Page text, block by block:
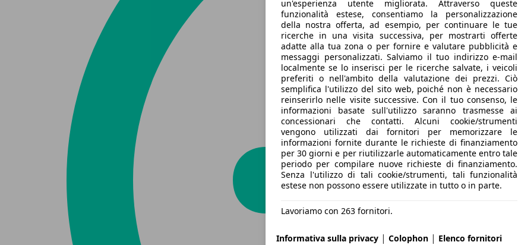
un'esperienza utente migliorata. Attraverso queste
funzionalità estese, consentiamo la personalizzazione
della nostra offerta, ad esempio, per continuare le tue
ricerche in una visita successiva, per mostrarti offerte
adatte alla tua zona o per fornire e valutare pubblicità e
messaggi personalizzati. Salviamo il tuo indirizzo e-mail
localmente se lo inserisci per le ricerche salvate, i veicoli
preferiti o nell'ambito della valutazione dei prezzi. Ciò
semplifica l'utilizzo del sito web, poiché non è necessario
reinserirlo nelle visite successive. Con il tuo consenso, le
informazioni basate sull'utilizzo saranno trasmesse ai
concessionari che contatti. Alcuni cookie/strumenti
vengono utilizzati dai fornitori per memorizzare le
informazioni fornite durante le richieste di finanziamento
per 30 giorni e per riutilizzarle automaticamente entro tale
periodo per compilare nuove richieste di finanziamento.
Senza l'utilizzo di tali cookie/strumenti, tali funzionalità
estese non possono essere utilizzate in tutto o in parte.
Lavoriamo con 263 fornitori.
Informativa sulla privacy | Colophon | Elenco fornitori